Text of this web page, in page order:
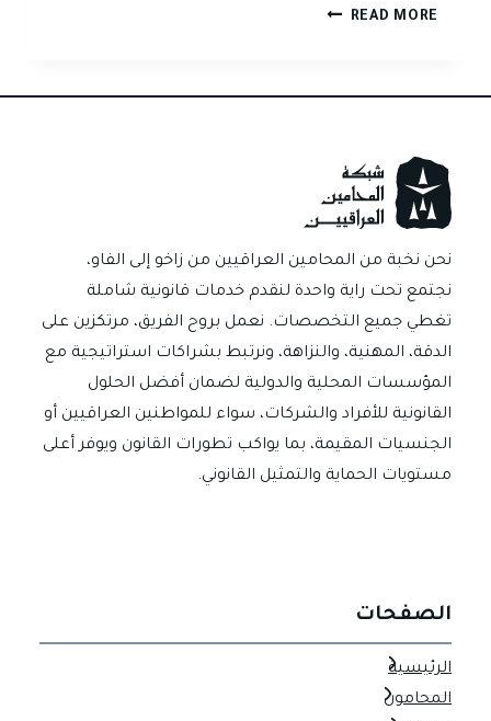
READ MORE امتيازات
في
شامل
للمزايا
والضمانات
القانونية
وفق
التشريعات
نحن نخبة من المحامين العراقيين من زاخو إلى الفاو،
نجتمع تحت راية واحدة لنقدم خدمات قانونية شاملة
تغطي جميع التخصصات. نعمل بروح الفريق، مرتكزين على
الدقة، المهنية، والنزاهة، ونرتبط بشراكات استراتيجية مع
المؤسسات المحلية والدولية لضمان أفضل الحلول
القانونية للأفراد والشركات، سواء للمواطنين العراقيين أو
الجنسيات المقيمة، بما يواكب تطورات القانون ويوفر أعلى
مستويات الحماية والتمثيل القانوني.
الصفحات
الرئيسية
المحامون